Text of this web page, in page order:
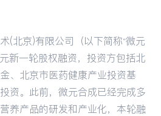
(北京)有限公司（以下简称“微元
新一轮股权融资，投资方包括北
、北京市医药健康产业投资基
资。此前，微元合成已经完成多
养产品的研发和产业化，本轮融